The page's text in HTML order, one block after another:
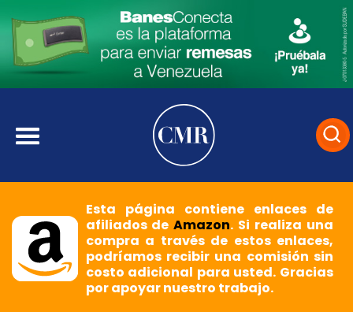
Esta página contiene enlaces de
afiliados deAmazon. Si realiza una
compra a través de estos enlaces,
podríamos recibir una comisión sin
costo adicional para usted. Gracias
por apoyar nuestro trabajo.